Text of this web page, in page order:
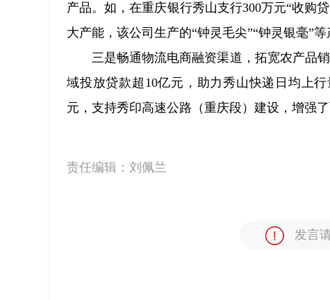
产品。如，在重庆银行秀山支行300万元“收购
大产能，该公司生产的“钟灵毛尖”“钟灵银毫”
三是畅通物流电商融资渠道，拓宽农产品
域投放贷款超10亿元，助力秀山快递日均上
元，支持秀印高速公路（重庆段）建设，增强
责任编辑： 刘佩兰
发言